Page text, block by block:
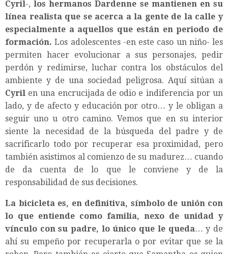
Cyril-,los hermanos Dardenne se mantienen en su
línea realista que se acerca a la gente de la calle y
especialmente a aquellos que están en periodo de
formación. Los adolescentes -en este caso un niño- les
permiten hacer evolucionar a sus personajes, pedir
perdón y redimirse, luchar contra los obstáculos del
ambiente y de una sociedad peligrosa. Aquí sitúan a
Cyril en una encrucijada de odio e indiferencia por un
lado, y de afecto y educación por otro… y le obligan a
seguir uno u otro camino. Vemos que en su interior
siente la necesidad de la búsqueda del padre y de
sacrificarlo todo por recuperar esa proximidad, pero
también asistimos al comienzo de su madurez… cuando
de da cuenta de lo que le conviene y de la
responsabilidad de sus decisiones.
La bicicleta es, en definitiva, símbolo de unión con
lo que entiende como familia, nexo de unidad y
vínculo con su padre, lo único que le queda… y de
ahí su empeño por recuperarla o por evitar que se la